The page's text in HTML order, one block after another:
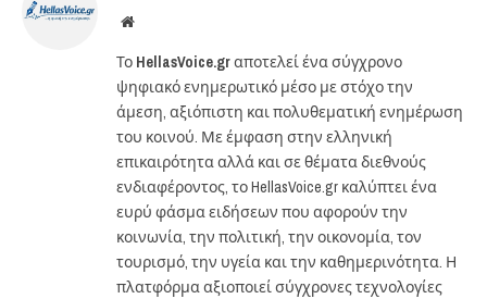
Website
Το HellasVoice.grαποτελεί ένα σύγχρονο
ψηφιακό ενημερωτικό μέσο με στόχο την
άμεση, αξιόπιστη και πολυθεματική ενημέρωση
του κοινού. Με έμφαση στην ελληνική
επικαιρότητα αλλά και σε θέματα διεθνούς
ενδιαφέροντος, το HellasVoice.gr καλύπτει ένα
ευρύ φάσμα ειδήσεων που αφορούν την
κοινωνία, την πολιτική, την οικονομία, τον
τουρισμό, την υγεία και την καθημερινότητα. Η
πλατφόρμα αξιοποιεί σύγχρονες τεχνολογίες